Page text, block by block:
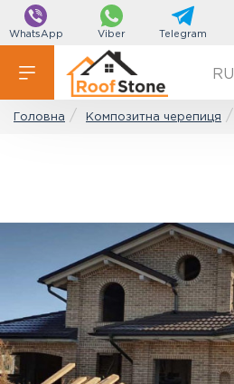
WhatsApp Viber Telegram
RU
Головна Композитна черепиця